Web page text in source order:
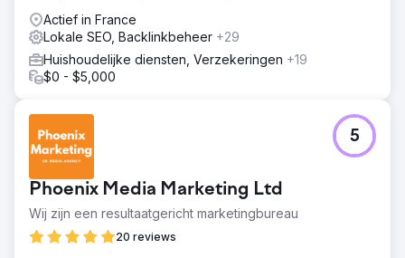
Actief in France
Lokale SEO, Backlinkbeheer +29
Huishoudelijke diensten, Verzekeringen +19
$0 - $5,000
Phoenix Media Marketing Ltd
Wij zijn een resultaatgericht marketingbureau
20 reviews
5